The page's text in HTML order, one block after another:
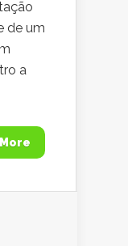
de um
a